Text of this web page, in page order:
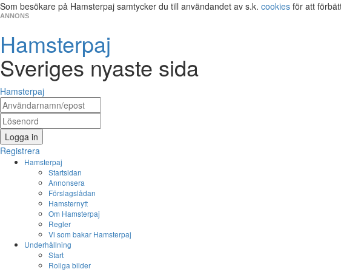
Som besökare på Hamsterpaj samtycker du till användandet av s.k. cookies för att
ANNONS
Hamsterpaj
Sveriges nyaste sida
Hamsterpaj
Logga in
Registrera
Hamsterpaj
Startsidan
Annonsera
Förslagslådan
Hamsternytt
Om Hamsterpaj
Regler
Vi som bakar Hamsterpaj
Underhållning
Start
Roliga bilder